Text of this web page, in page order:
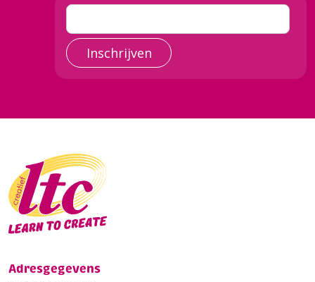
Inschrijven
Adresgegevens